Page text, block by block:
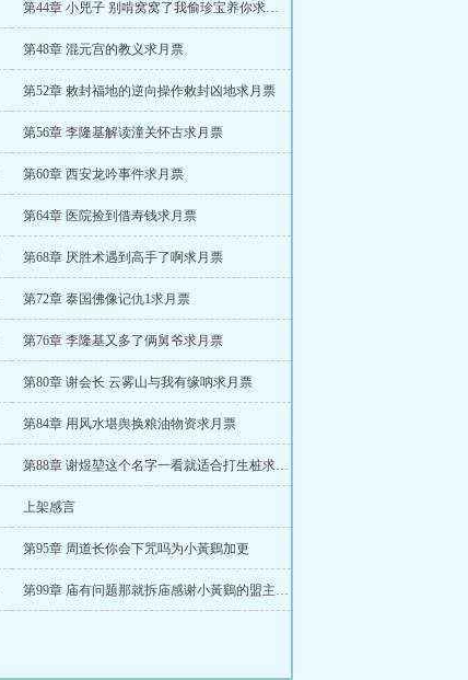
第44章 小兕子 别啃窝窝了我偷珍宝养你求月票
第48章 混元宫的教义求月票
第52章 敕封福地的逆向操作敕封凶地求月票
第56章 李隆基解读潼关怀古求月票
第60章 西安龙吟事件求月票
第64章 医院捡到借寿钱求月票
第68章 厌胜术遇到高手了啊求月票
第72章 泰国佛像记仇1求月票
第76章 李隆基又多了俩舅爷求月票
第80章 谢会长 云雾山与我有缘呐求月票
第84章 用风水堪舆换粮油物资求月票
第88章 谢煜堃这个名字一看就适合打生桩求月票
上架感言
第95章 周道长你会下咒吗为小黃鷄加更
第99章 庙有问题那就拆庙感谢小黃鷄的盟主打赏